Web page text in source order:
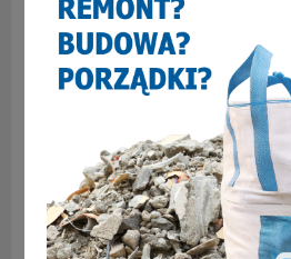
2 KOMENTARZE
Szpaku
12 marca 2019 at 14:00
! Ok. 3 w nocy
Ciężka to była noc… i mało snu
kriss
12 marca 2019 at 19:14